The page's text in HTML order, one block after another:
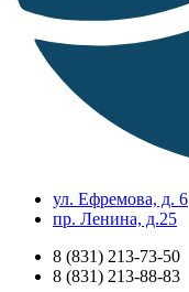
ул. Ефремова, д. 6
пр. Ленина, д.25
8 (831) 213-73-50
8 (831) 213-88-83